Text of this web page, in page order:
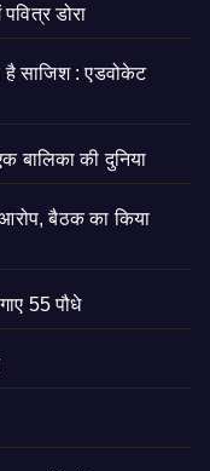
डोरा
है साजिश : एडवोकेट
बालिका की दुनिया
आरोप, बैठक का किया
55 पौधे